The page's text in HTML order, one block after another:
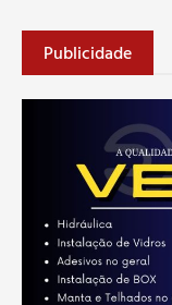
Publicidade